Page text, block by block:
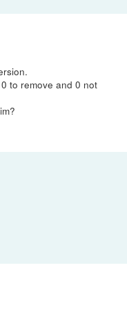
to remove and 0 not